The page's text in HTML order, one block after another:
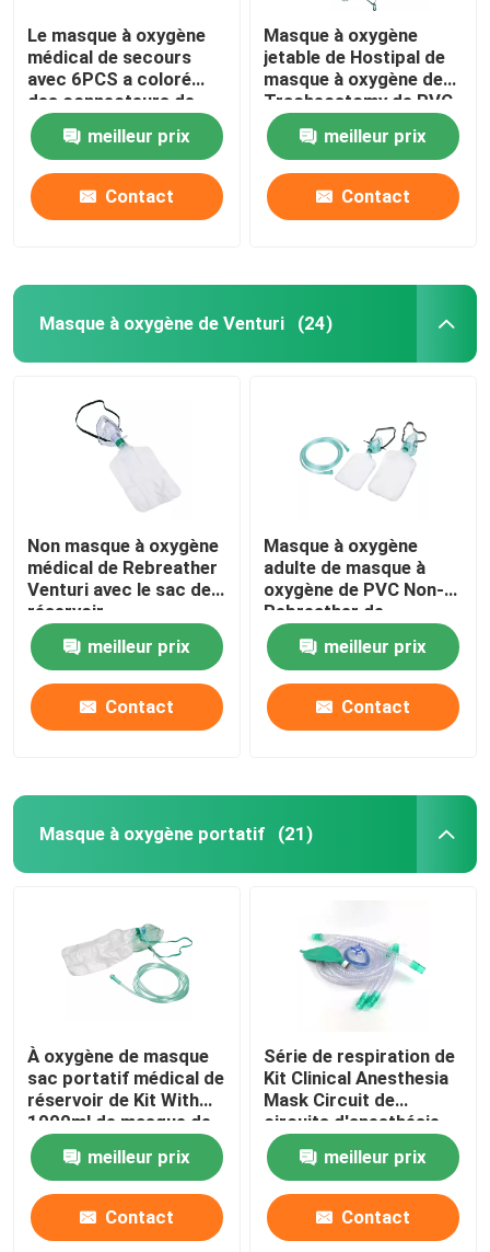
Le masque à oxygène
médical de secours
avec 6PCS a coloré
des connecteurs de
Venturi
meilleur prix
Contact
Masque à oxygène
jetable de Hostipal de
masque à oxygène de
Tracheostomy de PVC
de catégorie médicale
meilleur prix
Contact
Masque à oxygène de Venturi (24)
Non masque à oxygène
médical de Rebreather
Venturi avec le sac de
réservoir
meilleur prix
Contact
Masque à oxygène
adulte de masque à
oxygène de PVC Non-
Rebreather de
catégorie médicale
meilleur prix
Contact
Masque à oxygène portatif (21)
À oxygène de masque
sac portatif médical de
réservoir de Kit With
1000ml de masque de
Rebreathing non
meilleur prix
Contact
Série de respiration de
Kit Clinical Anesthesia
Mask Circuit de
circuits d'anesthésie
jetable
meilleur prix
Contact